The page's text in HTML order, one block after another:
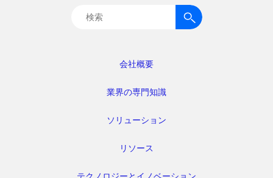
会社概要
業界の専門知識
ソリューション
リソース
検